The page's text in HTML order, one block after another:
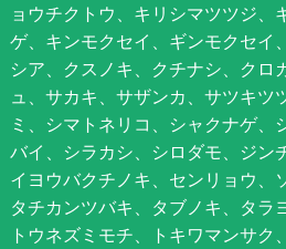
ョウチクトウ、キリシマツツジ、
ゲ、キンモクセイ、ギンモクセイ
シア、クスノキ、クチナシ、クロ
ュ、サカキ、サザンカ、サツキツ
ミ、シマトネリコ、シャクナゲ、
バイ、シラカシ、シロダモ、ジン
イヨウバクチノキ、センリョウ、
タチカンツバキ、タブノキ、タラ
トウネズミモチ、トキワマンサク